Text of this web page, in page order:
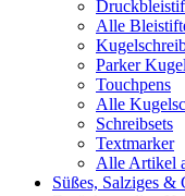
Alle
Parker
Touchpens
Alle
Schreibsets
Textmarker
Alle Artikel
Süßes, Salziges &